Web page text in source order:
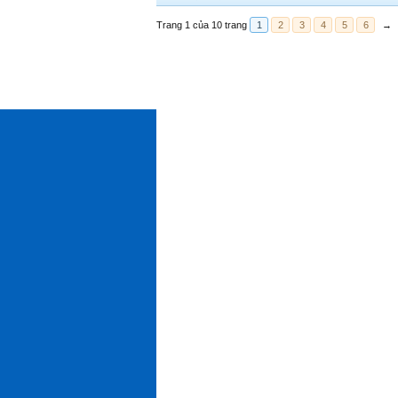
Trang 1 của 10 trang 1 2 3 4 5 6 →